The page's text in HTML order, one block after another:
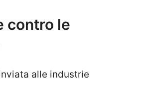
contro le
alle industrie